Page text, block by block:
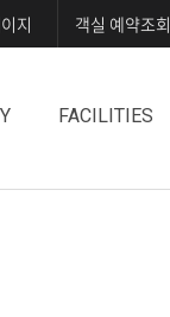
지 객실 예약조회
FACILITIES